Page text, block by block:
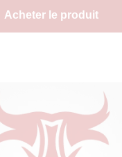
Acheter le produit